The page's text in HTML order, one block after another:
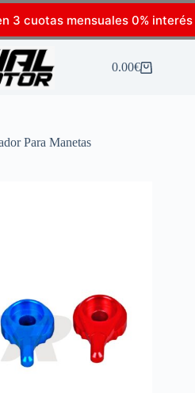
3 cuotas mensuales 0% interés
0.00€
Para Manetas